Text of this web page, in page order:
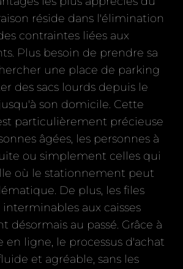
réside dans l'élimination
contraintes liées aux
Plus besoin de prendre sa
une place de parking
des sacs lourds depuis le
son domicile. Cette
particulièrement précieuse
âgées, les personnes à
ou simplement celles qui
où le stationnement peut
De plus, les files
aux caisses
désormais au passé. Grâce à
en ligne, le processus d'achat
et agréable, sans les